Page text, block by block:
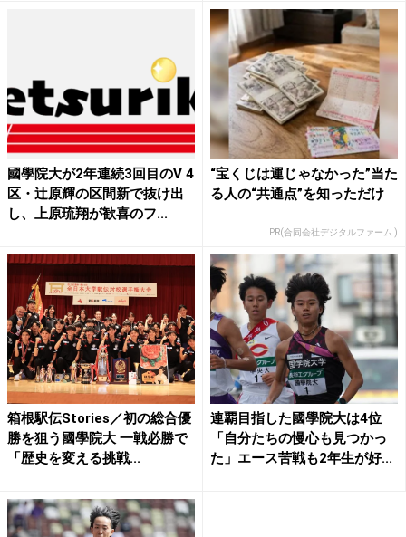
國學院大が2年連続3回目のV 4
区・辻原輝の区間新で抜け出
し、上原琉翔が歓喜のフ...
“宝くじは運じゃなかった”当た
る人の“共通点”を知っただけ
PR(合同会社デジタルファーム )
箱根駅伝Stories／初の総合優
勝を狙う國學院大 一戦必勝で
「歴史を変える挑戦...
連覇目指した國學院大は4位
「自分たちの慢心も見つかっ
た」エース苦戦も2年生が好...